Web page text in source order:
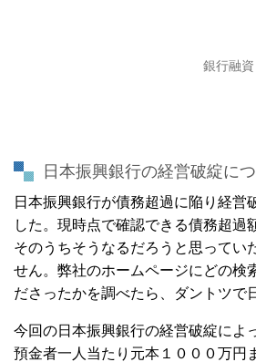
銀行融
日本振興銀行の経営破綻に
日本振興銀行が債務超過に陥り経営
した。現時点で確認できる債務超過
そのうちそうなるだろうと思ってい
せん。弊社のホームページにどの検
ださったかを調べたら、ダントツで
今回の日本振興銀行の経営破綻によ
預金者一人当たり元本１０００万円